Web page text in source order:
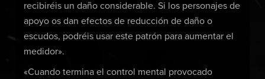
recibiréis un daño considerable. Si los personajes de
apoyo os dan efectos de reducción de daño o
escudos, podréis usar este patrón para aumentar el
medidor».
«Cuando termina el control mental provocado